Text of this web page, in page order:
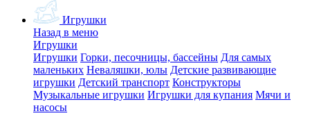
Игрушки
Назад в меню
Игрушки
Игрушки Горки, песочницы, бассейны Для самых
маленьких Неваляшки, юлы Детские развивающие
игрушки Детский транспорт Конструкторы
Музыкальные игрушки Игрушки для купания Мячи и
насосы